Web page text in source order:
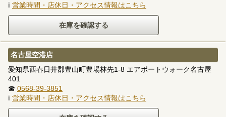
ℹ 営業時間・店休日・アクセス情報はこちら
名古屋空港店
愛知県西春日井郡豊山町豊場林先1-8 エアポートウォーク名古屋
401
☎ 0568-39-3851
ℹ 営業時間・店休日・アクセス情報はこちら